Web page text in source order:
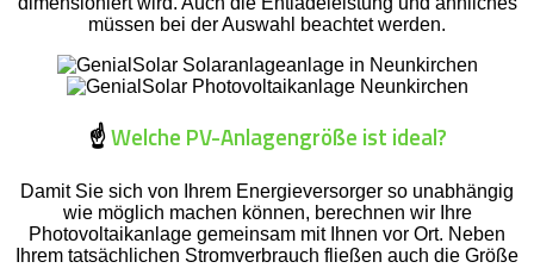
müssen bei der Auswahl beachtet werden.
☝️Welche PV-Anlagengröße ist ideal?
Damit Sie sich von Ihrem Energieversorger so unabhängig
wie möglich machen können, berechnen wir Ihre
Photovoltaikanlage gemeinsam mit Ihnen vor Ort. Neben
Ihrem tatsächlichen Stromverbrauch fließen auch die Größe